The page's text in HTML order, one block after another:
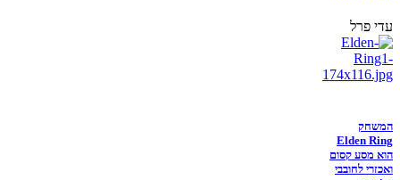
עדי פרל
המשחק
Elden Ring
הוא מסע קסום
ואכזרי לחובבי